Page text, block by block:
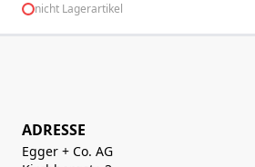
nicht Lagerartikel
ADRESSE
Egger + Co. AG